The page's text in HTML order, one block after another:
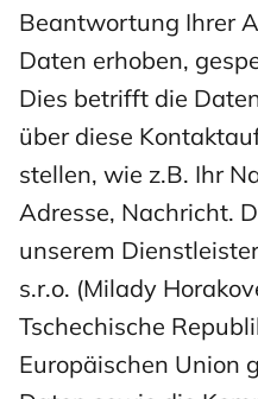
Beantwortung Ihrer
Daten erhoben,
Dies betrifft die
über diese
stellen, wie z.B. Ihr
Adresse, Nachricht.
unserem
s.r.o. (Milady
Tschechische
Europäischen Union